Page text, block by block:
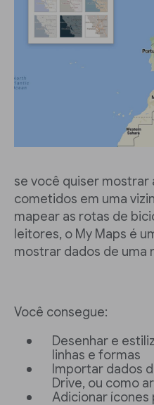
se você quiser mostrar
cometidos em uma
mapear as rotas de
leitores, o My Maps é
mostrar dados de uma
Você consegue:
Desenhar e
linhas e formas
Importar dados
Drive, ou como
Adicionar ícones